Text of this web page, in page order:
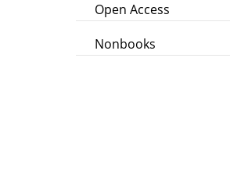
Open Access
Nonbooks